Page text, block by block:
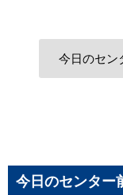
今日のセ
今日のセンター